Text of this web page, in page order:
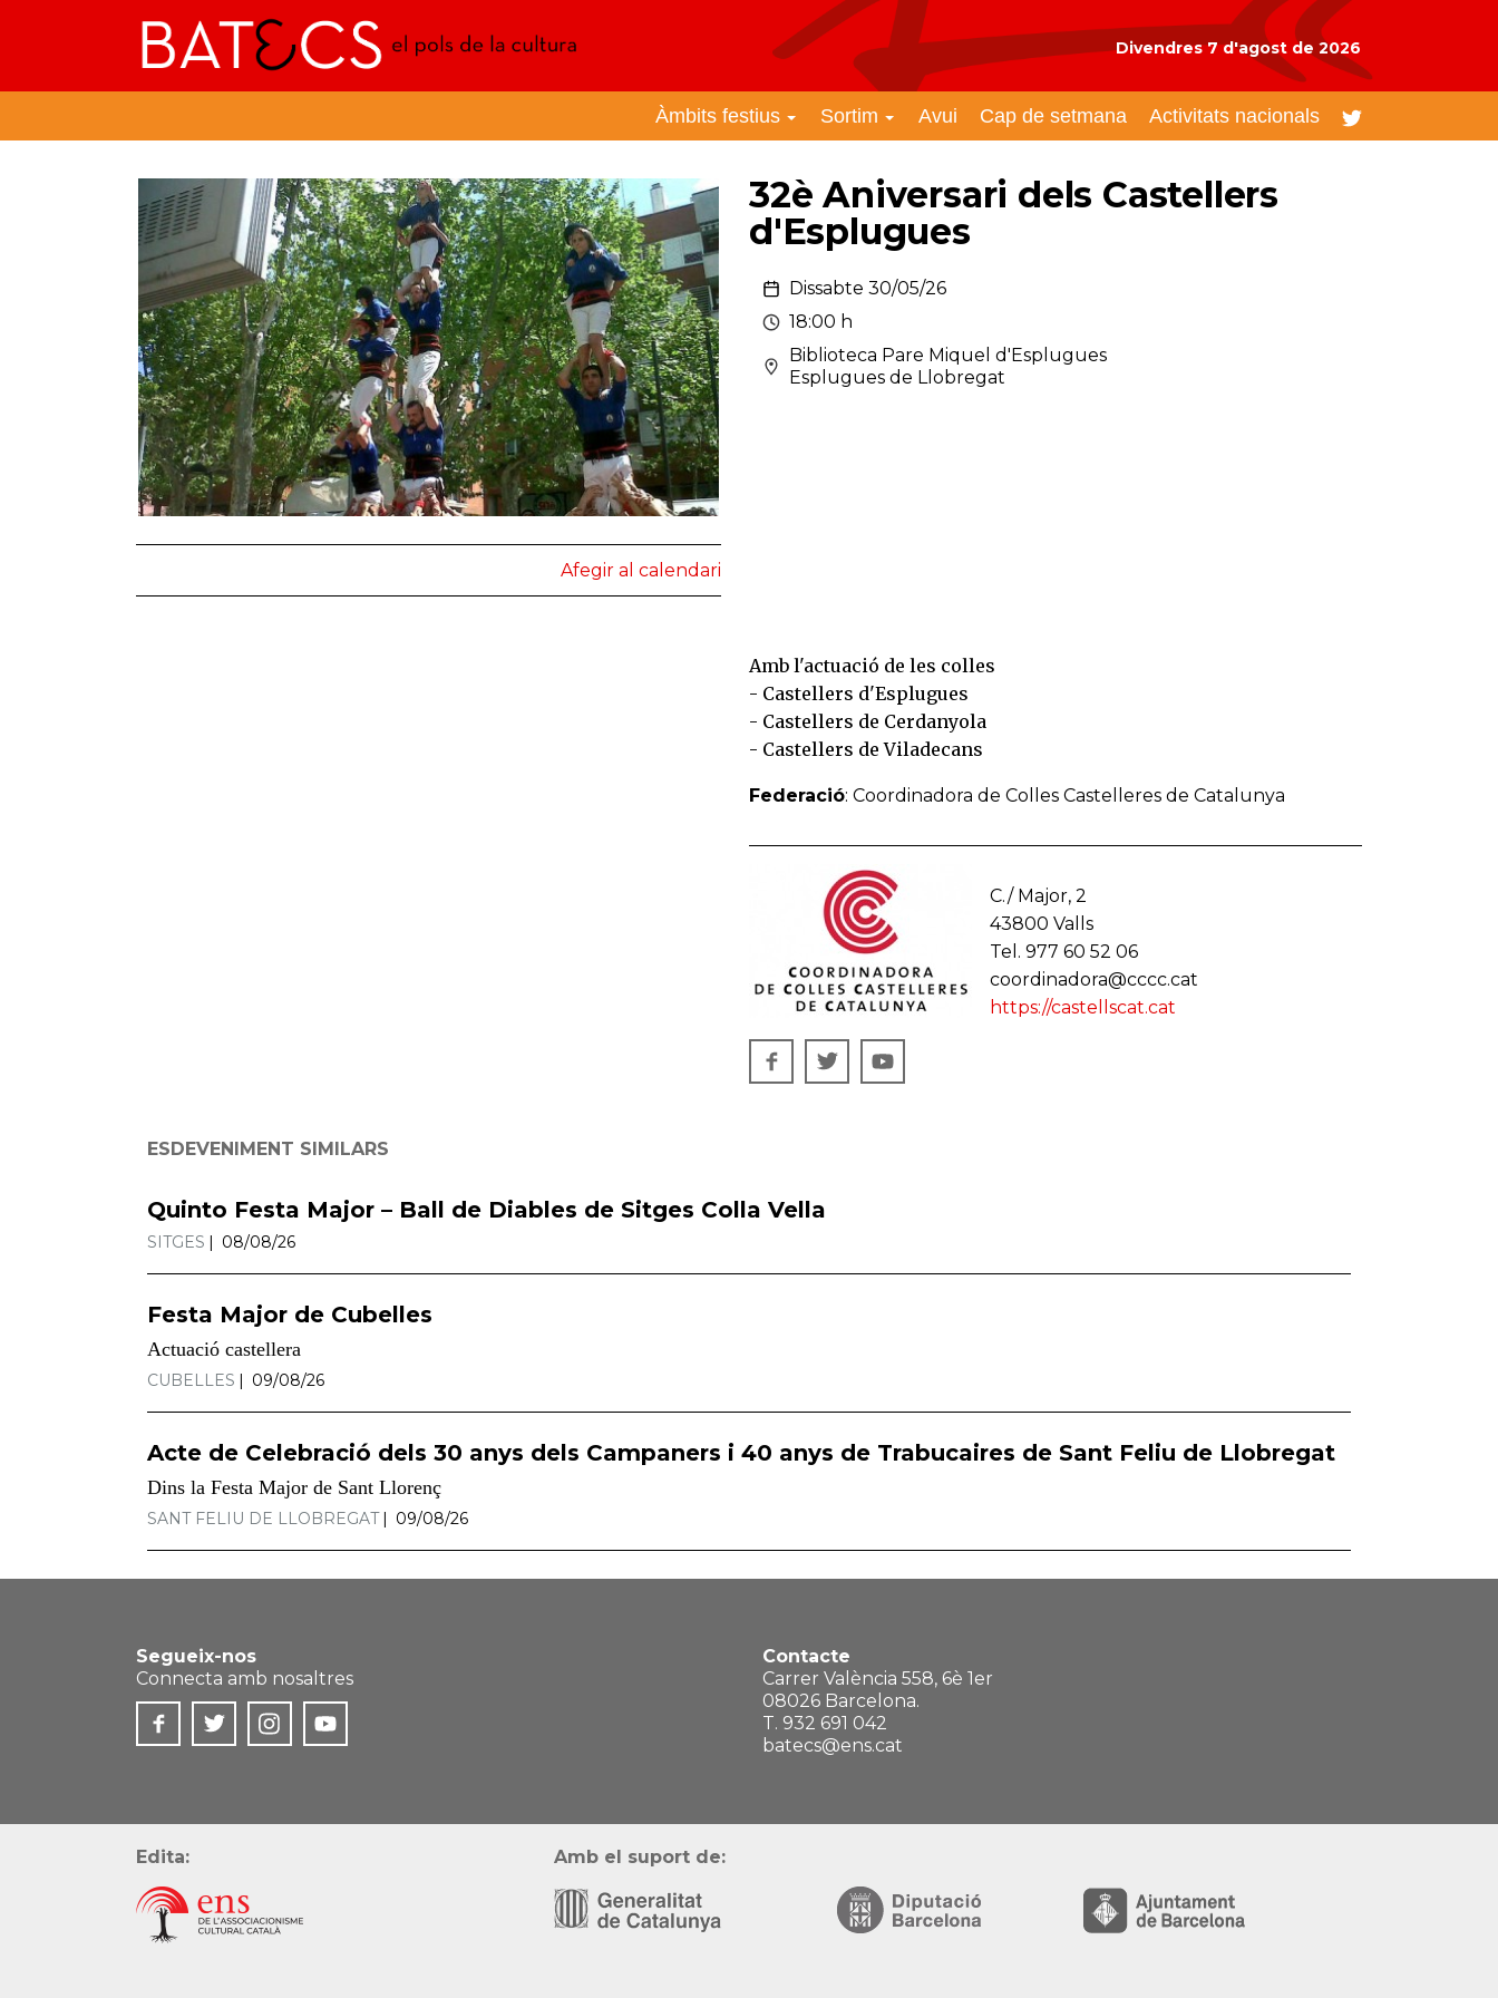
Batecs Divendres 7 d'agost de 2026
Àmbits festius Sortim Avui Cap de setmana Activitats nacionals
Afegir al calendari
32è Aniversari dels Castellers
d'Esplugues
Dissabte 30/05/26
18:00 h
Biblioteca Pare Miquel d'Esplugues
Esplugues de Llobregat
Amb l'actuació de les colles
- Castellers d'Esplugues
- Castellers de Cerdanyola
- Castellers de Viladecans
Federació: Coordinadora de Colles Castelleres de Catalunya
C./ Major, 2
43800 Valls
Tel. 977 60 52 06
coordinadora@cccc.cat
https://castellscat.cat
ESDEVENIMENT SIMILARS
Quinto Festa Major – Ball de Diables de Sitges Colla Vella
SITGES 08/08/26
Festa Major de Cubelles
Actuació castellera
CUBELLES 09/08/26
Acte de Celebració dels 30 anys dels Campaners i 40 anys de Trabucaires de Sant Feliu de Llobregat
Dins la Festa Major de Sant Llorenç
SANT FELIU DE LLOBREGAT 09/08/26
Segueix-nos
Connecta amb nosaltres
Contacte
Carrer València 558, 6è 1er
08026 Barcelona.
T. 932 691 042
batecs@ens.cat
Edita: Amb el suport de: